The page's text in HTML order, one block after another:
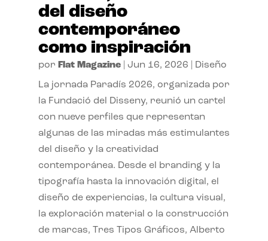
del diseño
contemporáneo
como inspiración
por Flat Magazine| Jun 16, 2026 Diseño
La jornada Paradís 2026, organizada por
la Fundació del Disseny, reunió un cartel
con nueve perfiles que representan
algunas de las miradas más estimulantes
del diseño y la creatividad
contemporánea. Desde el branding y la
tipografía hasta la innovación digital, el
diseño de experiencias, la cultura visual,
la exploración material o la construcción
de marcas, Tres Tipos Gráficos, Alberto